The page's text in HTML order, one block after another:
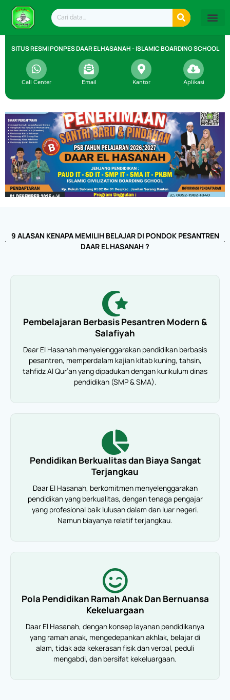
Lewati
konten
Search
SITUS RESMI PONPES DAAR EL HASANAH - ISLAMIC BOARDING SCHOOL
Call Center Email Kantor Aplikasi
9 ALASAN KENAPA MEMILIH BELAJAR DI PONDOK PESANTREN
DAAR EL HASANAH ?
Pembelajaran Berbasis Pesantren Modern &
Salafiyah
Daar El Hasanah menyelenggarakan pendidikan berbasis
pesantren, memperdalam kajian kitab kuning, tahsin,
tahfidz Al Qur’an yang dipadukan dengan kurikulum dinas
pendidikan (SMP & SMA).
Pendidikan Berkualitas dan Biaya Sangat
Terjangkau
Daar El Hasanah, berkomitmen menyelenggarakan
pendidikan yang berkualitas, dengan tenaga pengajar
yang profesional baik lulusan dalam dan luar negeri.
Namun biayanya relatif terjangkau.
Pola Pendidikan Ramah Anak Dan Bernuansa
Kekeluargaan
Daar El Hasanah, dengan konsep layanan pendidikanya
yang ramah anak, mengedepankan akhlak, belajar di
alam, tidak ada kekerasan fisik dan verbal, peduli
mengabdi, dan bersifat kekeluargaan.